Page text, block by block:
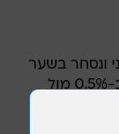
הין היפאני ונסחר בשער
של 104.29 ין לדולר. הדולר מתחזק ב-0.5% מול